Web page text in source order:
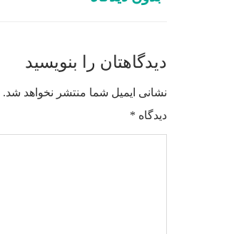
دیدگاهتان را بنویسید
نشانی ایمیل شما منتشر نخواهد شد.
دیدگاه *